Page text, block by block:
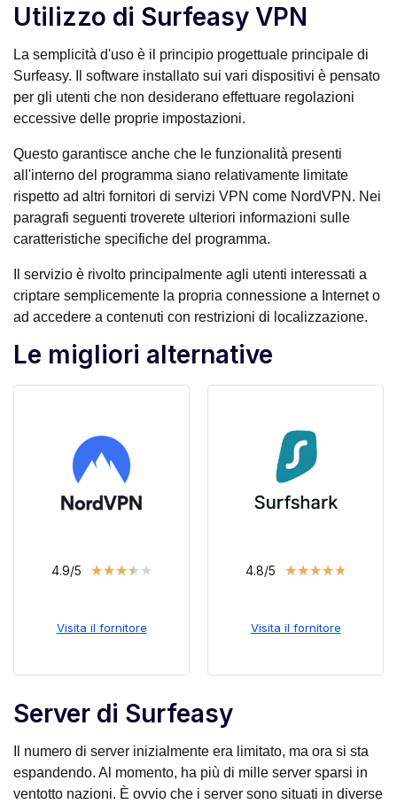
Utilizzo di Surfeasy VPN
La semplicità d'uso è il principio progettuale principale di
Surfeasy. Il software installato sui vari dispositivi è pensato
per gli utenti che non desiderano effettuare regolazioni
eccessive delle proprie impostazioni.
Questo garantisce anche che le funzionalità presenti
all'interno del programma siano relativamente limitate
rispetto ad altri fornitori di servizi VPN come NordVPN. Nei
paragrafi seguenti troverete ulteriori informazioni sulle
caratteristiche specifiche del programma.
Il servizio è rivolto principalmente agli utenti interessati a
criptare semplicemente la propria connessione a Internet o
ad accedere a contenuti con restrizioni di localizzazione.
Le migliori alternative
4.9/5 ★★★★★
Visita il fornitore
4.8/5 ★★★★★
Visita il fornitore
Server di Surfeasy
Il numero di server inizialmente era limitato, ma ora si sta
espandendo. Al momento, ha più di mille server sparsi in
ventotto nazioni. È ovvio che i server sono situati in diverse